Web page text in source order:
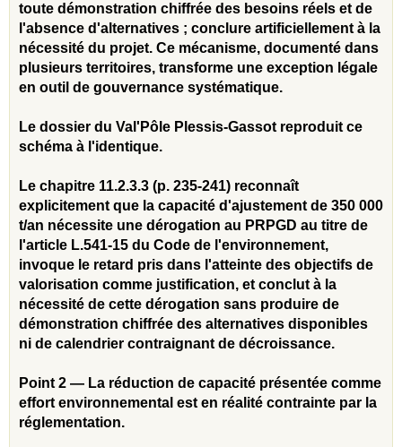
toute démonstration chiffrée des besoins réels et de
l'absence d'alternatives ; conclure artificiellement à la
nécessité du projet. Ce mécanisme, documenté dans
plusieurs territoires, transforme une exception légale
en outil de gouvernance systématique.
Le dossier du Val'Pôle Plessis-Gassot reproduit ce
schéma à l'identique.
Le chapitre 11.2.3.3 (p. 235-241) reconnaît
explicitement que la capacité d'ajustement de 350 000
t/an nécessite une dérogation au PRPGD au titre de
l'article L.541-15 du Code de l'environnement,
invoque le retard pris dans l'atteinte des objectifs de
valorisation comme justification, et conclut à la
nécessité de cette dérogation sans produire de
démonstration chiffrée des alternatives disponibles
ni de calendrier contraignant de décroissance.
Point 2 — La réduction de capacité présentée comme
effort environnemental est en réalité contrainte par la
réglementation.